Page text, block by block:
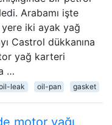
Arabamı işte
iki ayak yağ
Castrol dükkanına
yağ karteri
…
leak oil-pan gasket
motor yağı